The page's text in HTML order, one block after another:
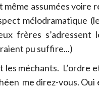
même assumées voire
mélodramatique
frères
pu suffire...)
les méchants. L’ordre
me direz-vous. Oui